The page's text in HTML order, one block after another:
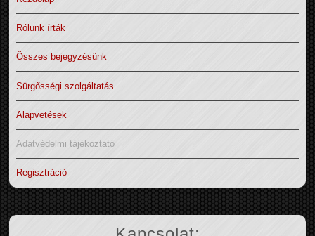
Rólunk írták
Összes bejegyzésünk
Sürgősségi szolgáltatás
Alapvetések
Adatvédelmi tájékoztató
Regisztráció